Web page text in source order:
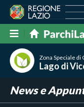
Zona Speciale di
Lago di
News e